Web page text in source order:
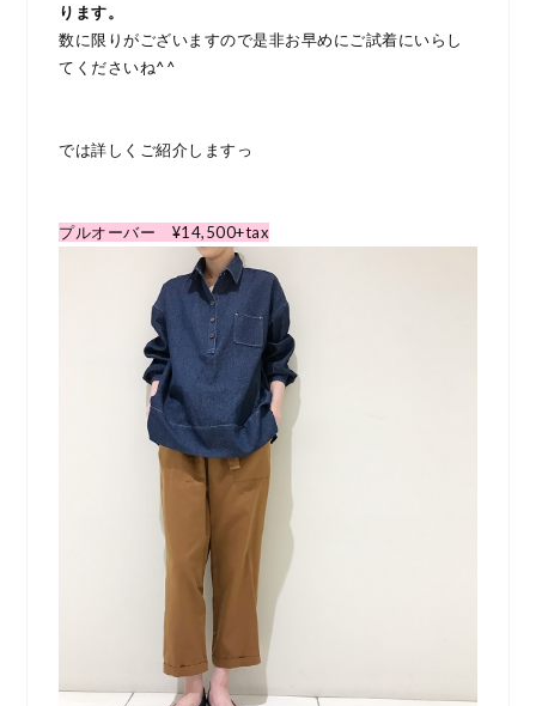
ります。
数に限りがございますので是非お早めにご試着にいらし
てくださいね^^
では詳しくご紹介しますっ
プルオーバー ¥14,500+tax